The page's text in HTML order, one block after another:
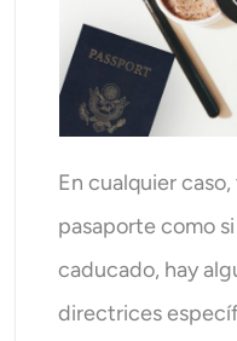
AI Recolor
Generador de
Cambiador de peinado
En cualquier
pasaporte como
caducado, hay
directrices